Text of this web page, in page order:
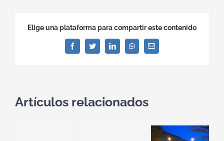
Elige una plataforma para compartir este contenido
FacebookTwitterLinkedInWhatsAppCorreo
electrónico
Artículos relacionados